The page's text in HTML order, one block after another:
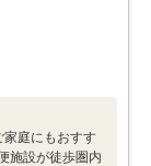
家庭にもおすす
施設が徒歩圏内